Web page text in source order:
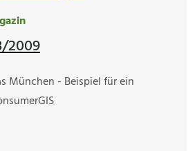
2009
München - Beispiel für ein